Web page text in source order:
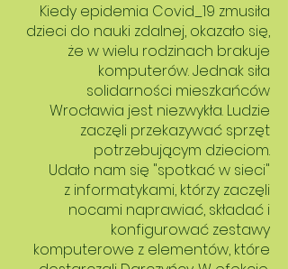
Kiedy epidemia Covid_19 zmusiła
dzieci do nauki zdalnej, okazało się,
że w wielu rodzinach brakuje
komputerów. Jednak siła
solidarności mieszkańców
Wrocławia jest niezwykła. Ludzie
zaczęli przekazywać sprzęt
potrzebującym dzieciom.
Udało nam się "spotkać w sieci"
z informatykami, którzy zaczęli
nocami naprawiać, składać i
konfigurować zestawy
komputerowe z elementów, które